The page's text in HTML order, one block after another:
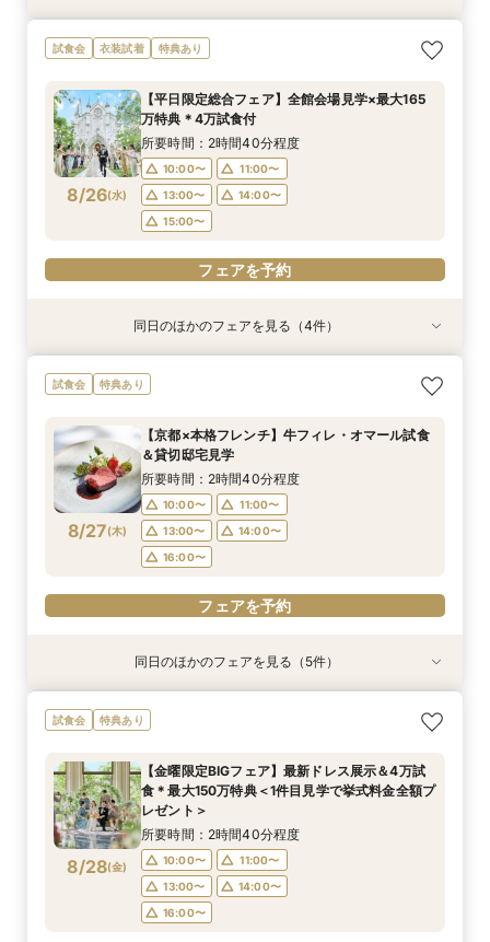
8/23(日)
LGBTQ＋FRIENDLY*レインボーウェディング
フェア
8:45〜 14:00〜
フェアを予約
8/23(日)
【子供と一緒に結婚式】ファミリー婚★キッズス
ペース付フェア
9:00〜
14:00〜
15:00〜
フェアを予約
8/23(日)
【予算重視のお二人】全館見学＆見積り相談付き
フェア（試食付）
9:00〜
14:00〜
15:00〜
フェアを予約
8/23(日)
【家族で挙式＆会食】当館で一番お得な57万円プ
ラン紹介フェア
9:00〜
10:00〜
14:00〜
15:00〜
16:00〜
フェアを予約
8/23(日)
【初めての見学も安心】全館見学＆予算相談＆4
万試食付フェア
9:00〜
10:00〜
14:00〜
15:00〜
17:00〜
フェアを予約
8/23(日)
【自宅で60分】3邸宅を比較解説！予算×準備オ
ンライン相談会
16:00〜
17:00〜
18:00〜
19:00〜
フェアを予約
試食会 衣装試着 特典あり
8/26(水)
【平日限定総合フェア】全館会場見学×最大165
万特典＊4万試食付
所要時間：2時間40分程度
10:00〜
11:00〜
13:00〜
14:00〜
15:00〜
フェアを予約
衣装試着 特典あり
8/26(水)
【初めての見学もオススメ】全館見学＆見積もり
相談＆絶品試食付
11:00〜
14:00〜
15:00〜
フェアを予約
衣装試着 特典あり
8/26(水)
【10名58万円◆限定プラン紹介】少人数ウエ
ディング相談フェア
12:00〜
16:00〜
フェアを予約
特典あり
8/26(水)
【ドレス特典付】全館ゆったり見学×挙式体験×
花嫁ドレス診断
11:00〜
15:00〜
17:30〜
フェアを予約
衣装試着 特典あり
8/26(水)
【マタニティＷ相談会】半年以内ＯＫ＆最大155
万優待付フェア
11:00〜
14:00〜
フェアを予約
同日のほかのフェアを見る（4件）
試食会 特典あり
8/27(木)
【京都×本格フレンチ】牛フィレ・オマール試食
＆貸切邸宅見学
所要時間：2時間40分程度
10:00〜
11:00〜
13:00〜
14:00〜
16:00〜
フェアを予約
衣装試着 特典あり
8/27(木)
【初めての見学もオススメ】全館見学＆見積もり
相談＆絶品試食付
11:00〜
13:00〜
14:00〜
フェアを予約
特典あり
8/27(木)
【料理重視のお二人へ】全館開放見学&4万試食
付フェア♪
11:00〜
12:00〜
13:00〜
フェアを予約
衣装試着 特典あり
8/27(木)
【マタニティＷ相談会】半年以内ＯＫ＆最大155
万優待付フェア
11:00〜
13:00〜
14:00〜
フェアを予約
衣装試着 特典あり
8/27(木)
【ペットと一緒の結婚式】大切な家族も一緒の結
婚式をご提案
12:00〜
14:30〜
16:00〜
フェアを予約
衣装試着 特典あり
8/27(木)
【予算重視の方◎】平日限定プラン紹介（最大
155万優待）フェア
12:00〜
13:00〜
14:00〜
17:00〜
フェアを予約
同日のほかのフェアを見る（5件）
試食会 特典あり
8/28(金)
【金曜限定BIGフェア】最新ドレス展示＆4万試
食＊最大150万特典＜1件目見学で挙式料金全額プ
レゼント＞
所要時間：2時間40分程度
10:00〜
11:00〜
13:00〜
14:00〜
16:00〜